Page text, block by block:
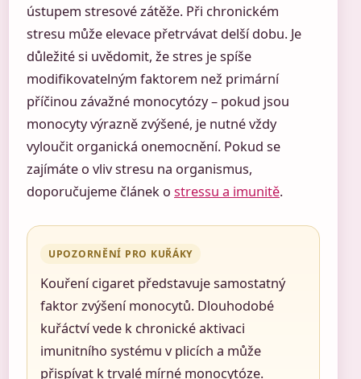
ústupem stresové zátěže. Při chronickém
stresu může elevace přetrvávat delší dobu. Je
důležité si uvědomit, že stres je spíše
modifikovatelným faktorem než primární
příčinou závažné monocytózy – pokud jsou
monocyty výrazně zvýšené, je nutné vždy
vyloučit organická onemocnění. Pokud se
zajímáte o vliv stresu na organismus,
doporučujeme článek o stressu a imunitě.
UPOZORNĚNÍ PRO KUŘÁKY
Kouření cigaret představuje samostatný
faktor zvýšení monocytů. Dlouhodobé
kuřáctví vede k chronické aktivaci
imunitního systému v plicích a může
přispívat k trvalé mírné monocytóze.